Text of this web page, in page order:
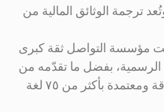
ترجمة الوثائق المالية من
اكتسبت مؤسسة التواصل ثقة كبرى
الرسمية، بفضل ما تقدّمه من
ترجمات مالية دقيقة وموثوقة ومعتمدة بأكثر من ٧٥ لغة